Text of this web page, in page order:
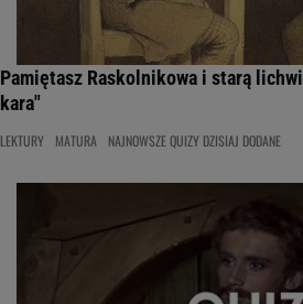
Pamiętasz Raskolnikowa i starą
kara"
LEKTURY MATURA NAJNOWSZE QUIZY DZISIAJ DODANE